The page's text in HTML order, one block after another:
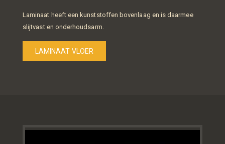
Laminaat heeft een kunststoffen bovenlaag en is daarmee
slijtvast en onderhoudsarm.
LAMINAAT VLOER